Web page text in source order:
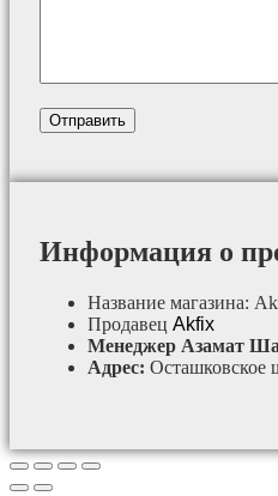
Информация о
Название магазина:
Продавец Akfix
Менеджер Азамат
Адрес: Осташковское